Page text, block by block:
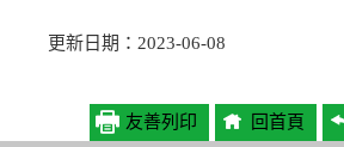
更新日期：2023-06-08
友善列印 回首頁